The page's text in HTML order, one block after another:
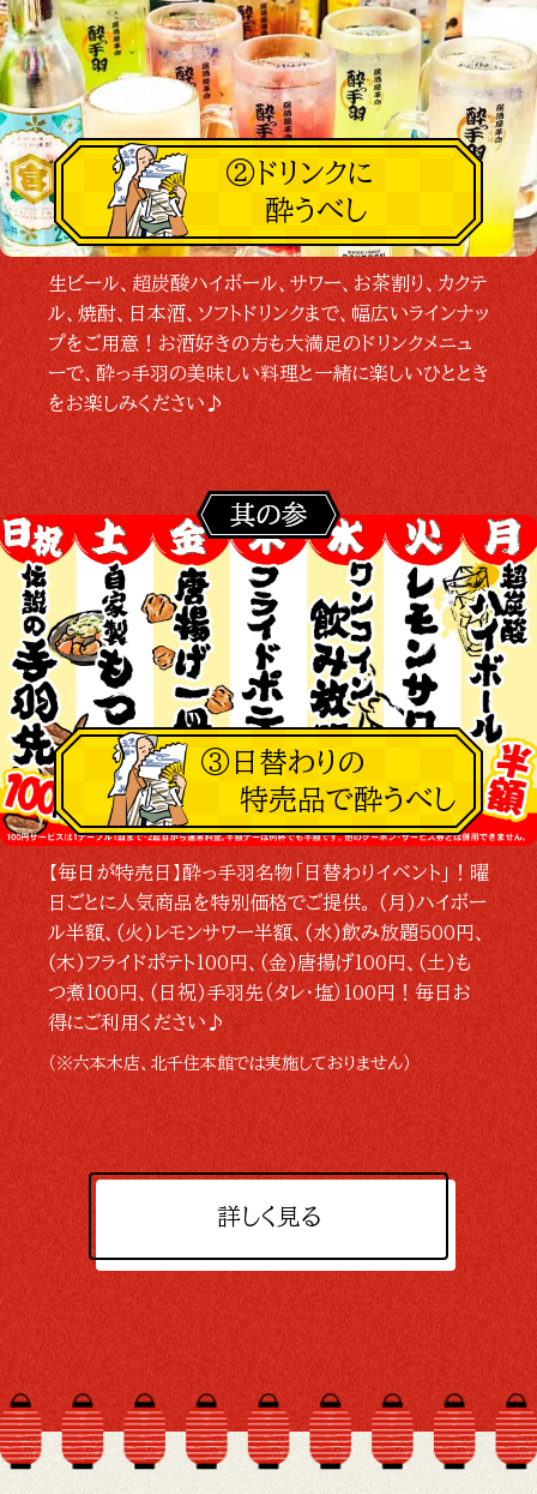
②ドリンクに
酔うべし
生ビール、超炭酸ハイボール、サワー、お茶割り、カクテ
ル、焼酎、日本酒、ソフトドリンクまで、幅広いラインナッ
プをご用意！お酒好きの方も大満足のドリンクメニュ
ーで、酔っ手羽の美味しい料理と一緒に楽しいひととき
をお楽しみください♪
③日替わりの
特売品で酔うべし
【毎日が特売日】酔っ手羽名物「日替わりイベント」！曜
日ごとに人気商品を特別価格でご提供。 (月)ハイボー
ル半額、(火)レモンサワー半額、(水)飲み放題500円、
(木)フライドポテト100円、(金)唐揚げ100円、(土)も
つ煮100円、(日祝)手羽先（タレ・塩）100円！毎日お
得にご利用ください♪
（※六本木店、北千住本館では実施しておりません）
詳しく見る